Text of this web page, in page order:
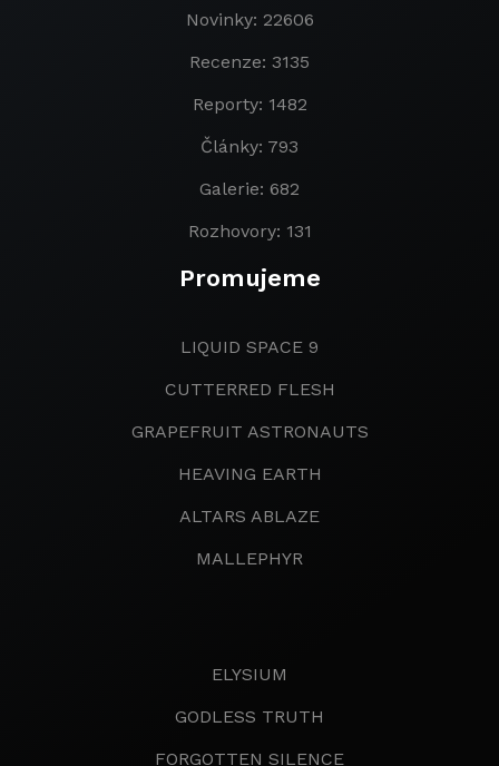
Novinky: 22606
Recenze: 3135
Reporty: 1482
Články: 793
Galerie: 682
Rozhovory: 131
Promujeme
LIQUID SPACE 9
CUTTERRED FLESH
GRAPEFRUIT ASTRONAUTS
HEAVING EARTH
ALTARS ABLAZE
MALLEPHYR
ELYSIUM
GODLESS TRUTH
FORGOTTEN SILENCE